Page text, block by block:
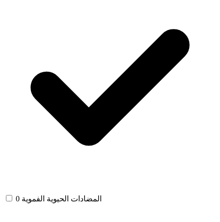
المضادات الحيوية الفموية 0